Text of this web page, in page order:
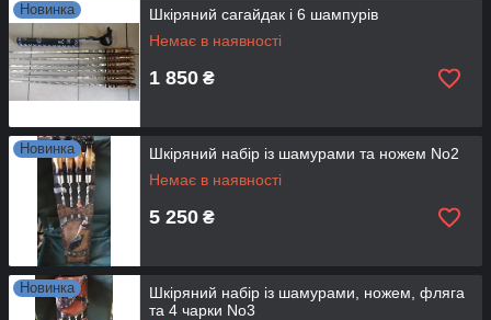
Новинка
Шкіряний сагайдак і 6 шампурів
Немає в наявності
1 850 ₴
Новинка
Шкіряний набір із шамурами та ножем No2
Немає в наявності
5 250 ₴
Новинка
Шкіряний набір із шамурами, ножем, фляга
та 4 чарки No3